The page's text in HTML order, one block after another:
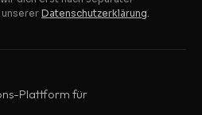
unserer Datenschutzerklärung.
Plattform für